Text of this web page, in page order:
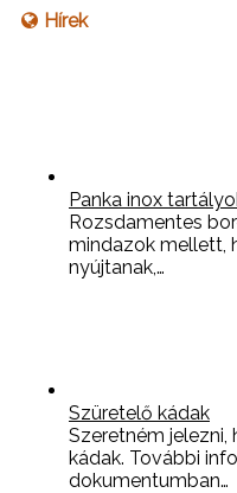
Hírek
Panka inox
Rozsdamentes
mindazok mellett,
nyújtanak,…
Szüretelő kádak
Szeretném
kádak. További
dokumentumban…